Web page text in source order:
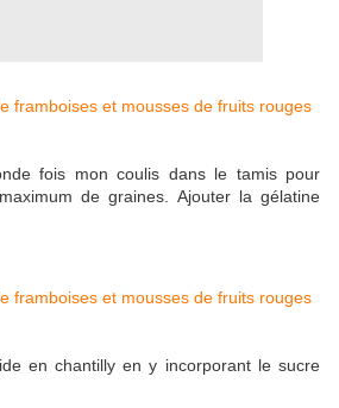
fois mon coulis dans le tamis pour
de graines. Ajouter la gélatine
en chantilly en y incorporant le sucre